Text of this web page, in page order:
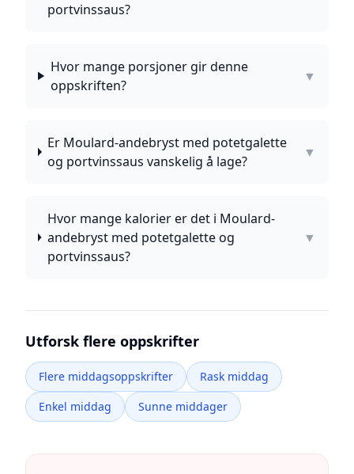
portvinssaus?
Hvor mange porsjoner gir denne
oppskriften?
▼
Er Moulard-andebryst med potetgalette
og portvinssaus vanskelig å lage?
▼
Hvor mange kalorier er det i Moulard-
andebryst med potetgalette og
portvinssaus?
▼
Utforsk flere oppskrifter
Flere middagsoppskrifter
Rask middag
Enkel middag
Sunne middager